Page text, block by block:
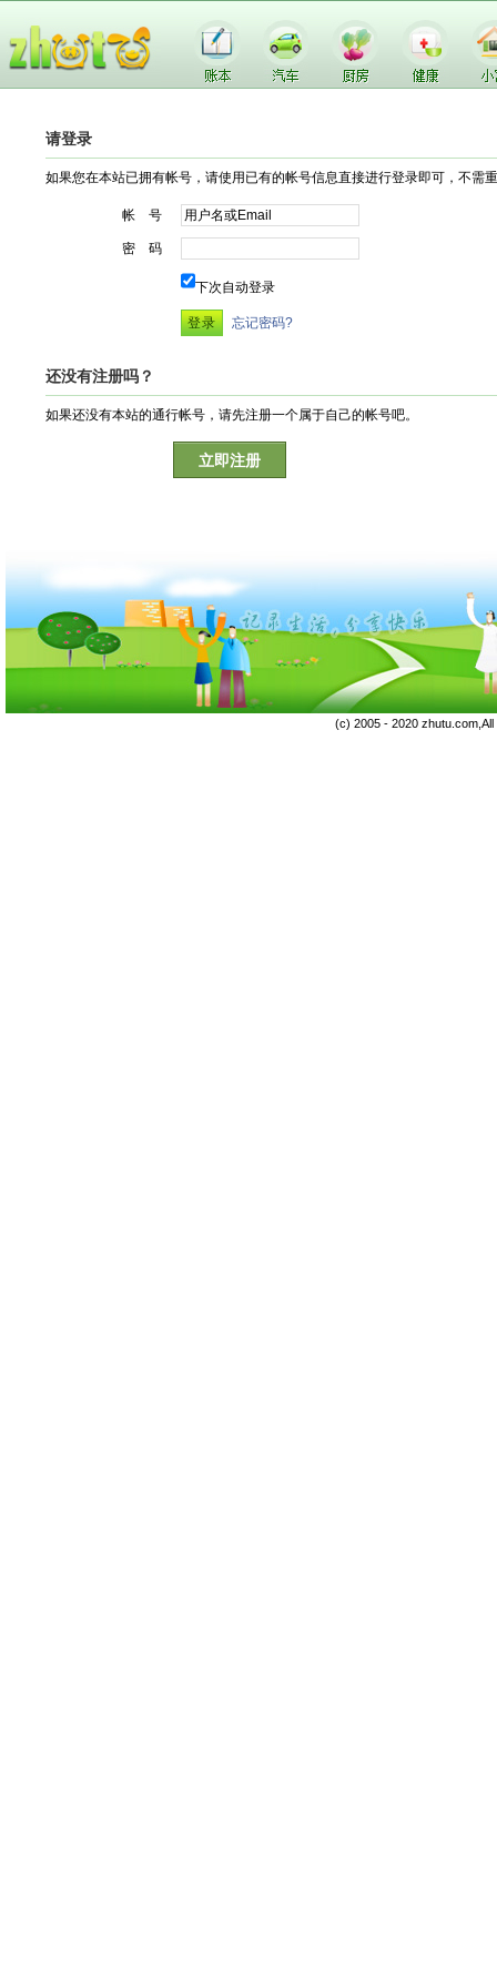
请登录
如果您在本站已拥有帐号，请使用已有的帐号信息直接进行登录即可，不需
帐 号
密 码
下次自动登录
忘记密码?
还没有注册吗？
如果还没有本站的通行帐号，请先注册一个属于自己的帐号吧。
立即注册
(c) 2005 - 2020